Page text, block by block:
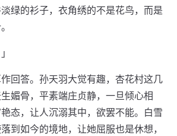
绿的衫子，衣角绣的不是花鸟，而是
回答。孙天羽大觉有趣，杏花村这几
媚骨，平素端庄贞静，一旦倾心相
态，让人沉溺其中，欲罢不能。白雪
到如今的境地，让她屈服也是休想，